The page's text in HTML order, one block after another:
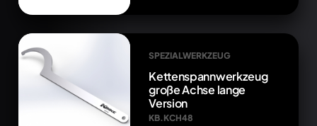
SPEZIALWERKZEUG
Kettenspannwerkzeug
große Achse lange
Version
KB.KCH48